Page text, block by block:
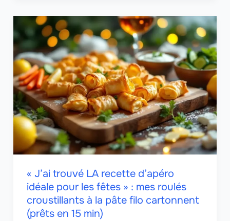
« J’ai trouvé LA recette d’apéro
idéale pour les fêtes » : mes roulés
croustillants à la pâte filo cartonnent
(prêts en 15 min)